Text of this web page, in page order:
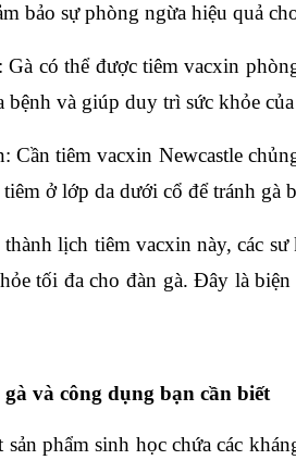
bảo sự phòng ngừa hiệu quả
có thể được tiêm vacxin
bệnh và giúp duy trì sức khỏe
Cần tiêm vacxin Newcastle
ở lớp da dưới cổ để tránh gà
lịch tiêm vacxin này, các
tối đa cho đàn gà. Đây là
và công dụng bạn cần biết
sản phẩm sinh học chứa các